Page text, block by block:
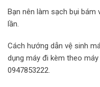
Bạn nên làm sạch bụi bám
lần.
Cách hướng dẫn vệ sinh
dụng máy đi kèm theo
0947853222.